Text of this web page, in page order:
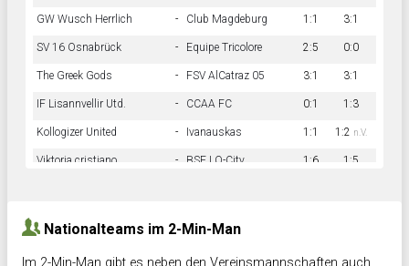
GW Wusch Herrlich - Club Magdeburg 1:1 3:1
SV 16 Osnabrück - Equipe Tricolore 2:5 0:0
The Greek Gods - FSV AlCatraz 05 3:1 3:1
IF Lisannvellir Utd. - CCAA FC 0:1 1:3
Kollogizer United - Ivanauskas 1:1 1:2 n.V.
Viktoria cristiano - BSF LO-City 1:6 1:5
Nationalteams im 2-Min-Man